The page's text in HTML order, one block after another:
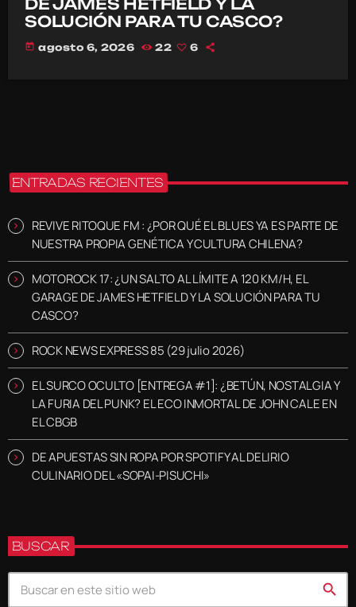
DE JAMES HETFIELD Y LA
SOLUCIÓN PARA TU CASCO?
today agosto 6, 2026 22 6
ENTRADAS RECIENTES
REVIVE RITOQUE FM : ¿POR QUÉ EL BLUES YA ES PARTE DE
NUESTRA PROPIA GENÉTICA Y CULTURA CHILENA?
MOTOROCK 17: ¿UN SALTO AL LÍMITE A 120 KM/H, EL
GARAGE DE JAMES HETFIELD Y LA SOLUCIÓN PARA TU
CASCO?
ROCK NEWS EXPRESS 85 (29 julio 2026)
EL SURCO OCULTO [ENTREGA #1]: ¿BETÚN, NOSTALGIA Y
LA FURIA DEL PUNK? EL ECO INMORTAL DE JOHN CALE EN
EL CBGB
DE APUESTAS SIN ROPA POR SPOTIFY AL DELIRIO
CULINARIO DEL «SOPAI-PISUCHI»
BUSCAR
search